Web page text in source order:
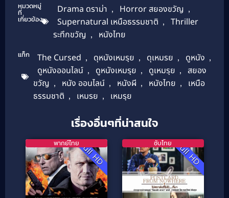
หมวดหมู่
ที่
เกี่ยวข้อง
Drama ดราม่า , Horror สยองขวัญ ,
Supernatural เหนือธรรมชาติ ,
Thriller
ระทึกขวัญ , หนังไทย
แท็ก The Cursed , ดุหนังเหมรฺย , ดุเหมรย , ดูหนัง ,
ดูหนังออนไลน์ , ดูหนังเหมรฺย , ดูเหมรฺย ,
สยอง
ขวัญ , หนัง ออนไลน์ , หนังผี , หนังไทย ,
เหนือ
ธรรมชาติ , เหมรย , เหมรฺย
เรื่องอื่นๆที่น่าสนใจ
Full HD
พากย์ไทย Full HD
ซับไทย